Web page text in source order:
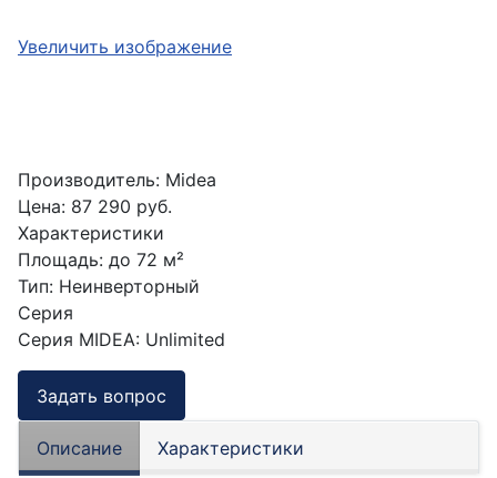
Увеличить изображение
Производитель: Midea
Цена: 87 290 руб.
Характеристики
Площадь: до 72 м²
Тип: Неинверторный
Серия
Серия MIDEA: Unlimited
Задать вопрос
Описание Характеристики